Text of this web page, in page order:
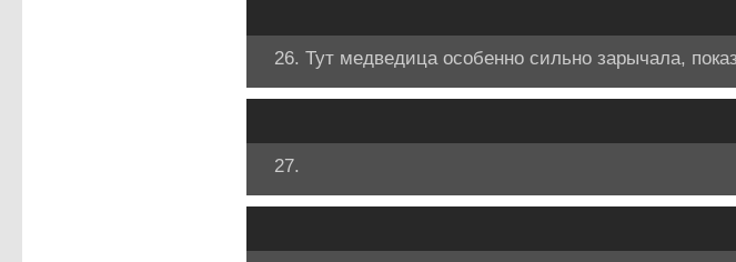
26. Тут медведица особенно сильно зарычала,
27.